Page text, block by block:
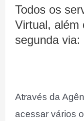
Todos os
Virtual, além
segunda via:
Através da
acessar vários